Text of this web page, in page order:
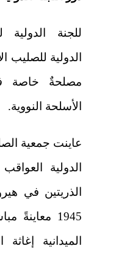
للجنة
الدولية للصليب
مصلحةٌ خاصة
الأسلحة النووية.
عاينت جمعية
الدولية العواقب
الذريتين في
1945
الميدانية